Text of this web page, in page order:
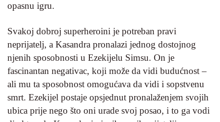
opasnu igru.
Svakoj dobroj superheroini je potreban pravi
neprijatelj, a Kasandra pronalazi jednog dostojnog
njenih sposobnosti u Ezekijelu Simsu. On je
fascinantan negativac, koji može da vidi budućnost –
ali mu ta sposobnost omogućava da vidi i sopstvenu
smrt. Ezekijel postaje opsjednut pronalaženjem svojih
ubica prije nego što oni urade svoj posao, i to ga vodi